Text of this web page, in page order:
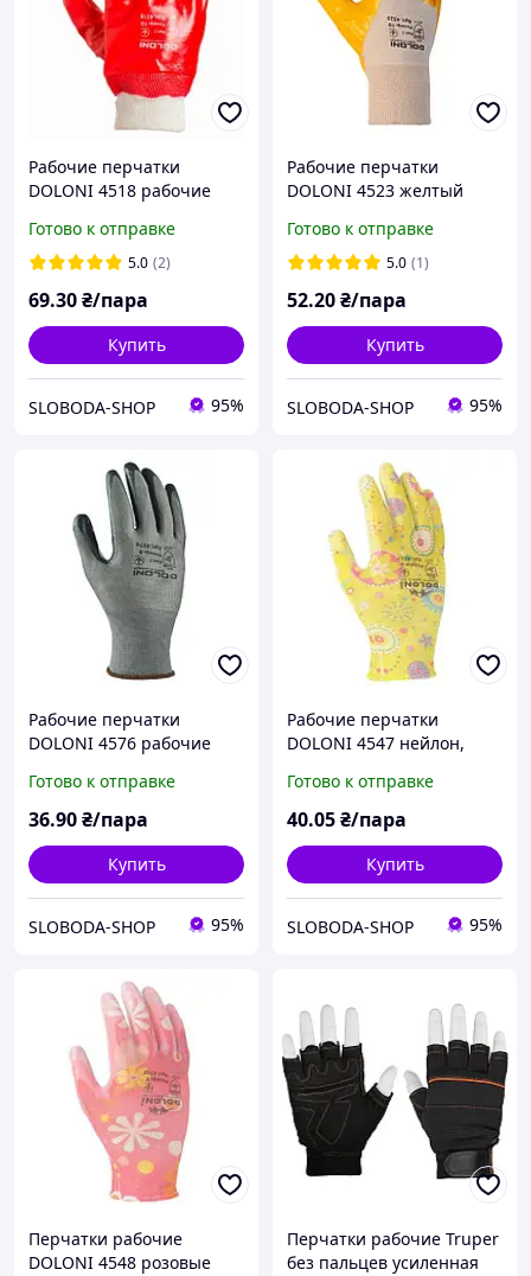
Рабочие перчатки
DOLONI 4518 рабочие
красные вязанный
манжет
Готово к отправке
5.0 (2)
69.30₴/пара
Купить
SLOBODA-SHOP 95%
Рабочие перчатки
DOLONI 4523 желтый
Готово к отправке
5.0 (1)
52.20₴/пара
Купить
SLOBODA-SHOP 95%
Рабочие перчатки
DOLONI 4576 рабочие
Готово к отправке
36.90₴/пара
Купить
SLOBODA-SHOP 95%
Рабочие перчатки
DOLONI 4547 нейлон,
гладкий облив
Готово к отправке
40.05₴/пара
Купить
SLOBODA-SHOP 95%
Перчатки рабочие
DOLONI 4548 розовые
Перчатки рабочие Truper
без пальцев усиленная